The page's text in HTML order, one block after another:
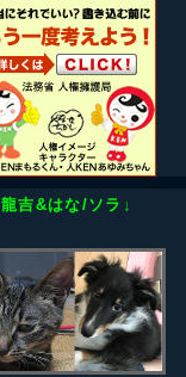
龍吉&はな/ソラ↓